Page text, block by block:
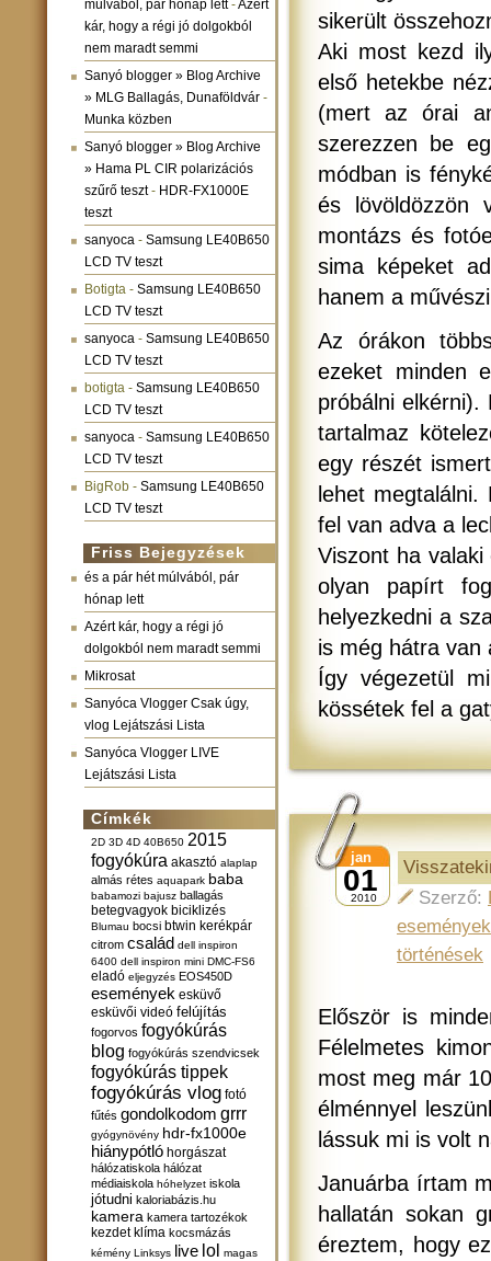
múlvából, pár hónap lett-Azért
kár, hogy a régi jó dolgokból
nem maradt semmi
Sanyó blogger » Blog Archive
» MLG Ballagás, Dunaföldvár -
Munka közben
Sanyó blogger » Blog Archive
» Hama PL CIR polarizációs
szűrő teszt- HDR-FX1000E
teszt
sanyoca - Samsung LE40B650
LCD TV teszt
Botigta - Samsung LE40B650
LCD TV teszt
sanyoca - Samsung LE40B650
LCD TV teszt
botigta - Samsung LE40B650
LCD TV teszt
sanyoca - Samsung LE40B650
LCD TV teszt
BigRob - Samsung LE40B650
LCD TV teszt
Friss Bejegyzések
és a pár hét múlvából, pár
hónap lett
Azért kár, hogy a régi jó
dolgokból nem maradt semmi
Mikrosat
Sanyóca Vlogger Csak úgy,
vlog Lejátszási Lista
Sanyóca Vlogger LIVE
Lejátszási Lista
Címkék
2D 3D 4D 40B650 2015
fogyókúra akasztó alaplap
almás rétes aquapark baba
babamozi bajusz ballagás
betegvagyok biciklizés
Blumau bocsi btwin kerékpár
citrom család dell inspiron
6400 dell inspiron mini DMC-FS6
eladó eljegyzés EOS450D
események esküvő
esküvői videó felújítás
fogorvos fogyókúrás
blog fogyókúrás szendvicsek
fogyókúrás tippek
fogyókúrás vlog fotó
fűtés gondolkodom grrr
gyógynövény hdr-fx1000e
hiánypótló horgászat
hálózatiskola hálózat
médiaiskola hóhelyzet iskola
jótudni kaloriabázis.hu
kamera kamera tartozékok
kezdet klíma kocsmázás
kémény Linksys live lol magas
sikerült
Aki most kezd
első hetekbe
(mert az órai
szerezzen be
módban is
és lövöldözzön
montázs és
sima képeket
hanem a
Az órákon
ezeket minden
próbálni
tartalmaz
egy részét
lehet
fel van adva a
Viszont ha
olyan papírt
helyezkedni a
is még hátra van
Így végezetül
kössétek fel a
01
jan
2010
Szerző:
események
történések
Először is
Félelmetes
most meg már
élménnyel
lássuk mi is volt
Januárba írtam
hallatán sokan
éreztem, hogy